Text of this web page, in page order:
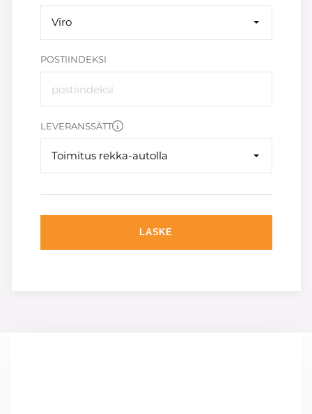
Viro
POSTIINDEKSI
LEVERANSSÄTT
Toimitus rekka-autolla
LASKE